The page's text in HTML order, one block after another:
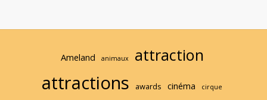
o
e
Ameland animaux attraction
attractions awards cinéma cirque